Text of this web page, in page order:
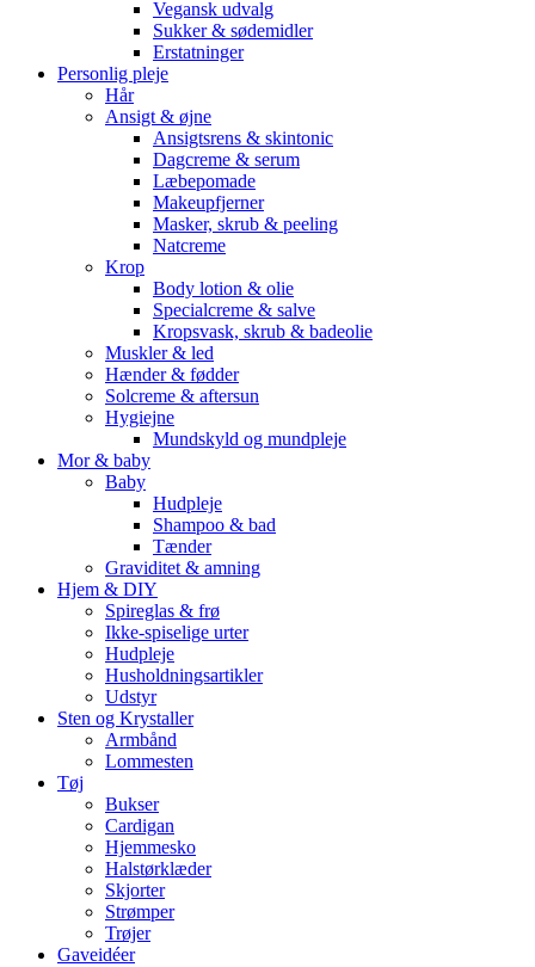
Vegansk udvalg
Sukker & sødemidler
Erstatninger
Personlig pleje
Hår
Ansigt & øjne
Ansigtsrens & skintonic
Dagcreme & serum
Læbepomade
Makeupfjerner
Masker, skrub & peeling
Natcreme
Krop
Body lotion & olie
Specialcreme & salve
Kropsvask, skrub & badeolie
Muskler & led
Hænder & fødder
Solcreme & aftersun
Hygiejne
Mundskyld og mundpleje
Mor & baby
Baby
Hudpleje
Shampoo & bad
Tænder
Graviditet & amning
Hjem & DIY
Spireglas & frø
Ikke-spiselige urter
Hudpleje
Husholdningsartikler
Udstyr
Sten og Krystaller
Armbånd
Lommesten
Tøj
Bukser
Cardigan
Hjemmesko
Halstørklæder
Skjorter
Strømper
Trøjer
Gaveidéer